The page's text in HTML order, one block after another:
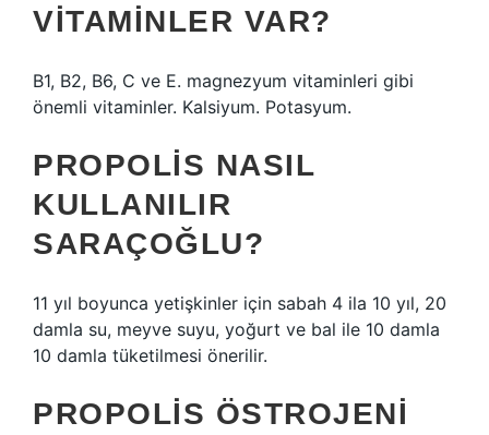
VITAMINLER VAR?
B1, B2, B6, C ve E. magnezyum vitaminleri gibi
önemli vitaminler. Kalsiyum. Potasyum.
PROPOLIS NASIL
KULLANILIR
SARAÇOĞLU?
11 yıl boyunca yetişkinler için sabah 4 ila 10 yıl, 20
damla su, meyve suyu, yoğurt ve bal ile 10 damla
10 damla tüketilmesi önerilir.
PROPOLIS ÖSTROJENI